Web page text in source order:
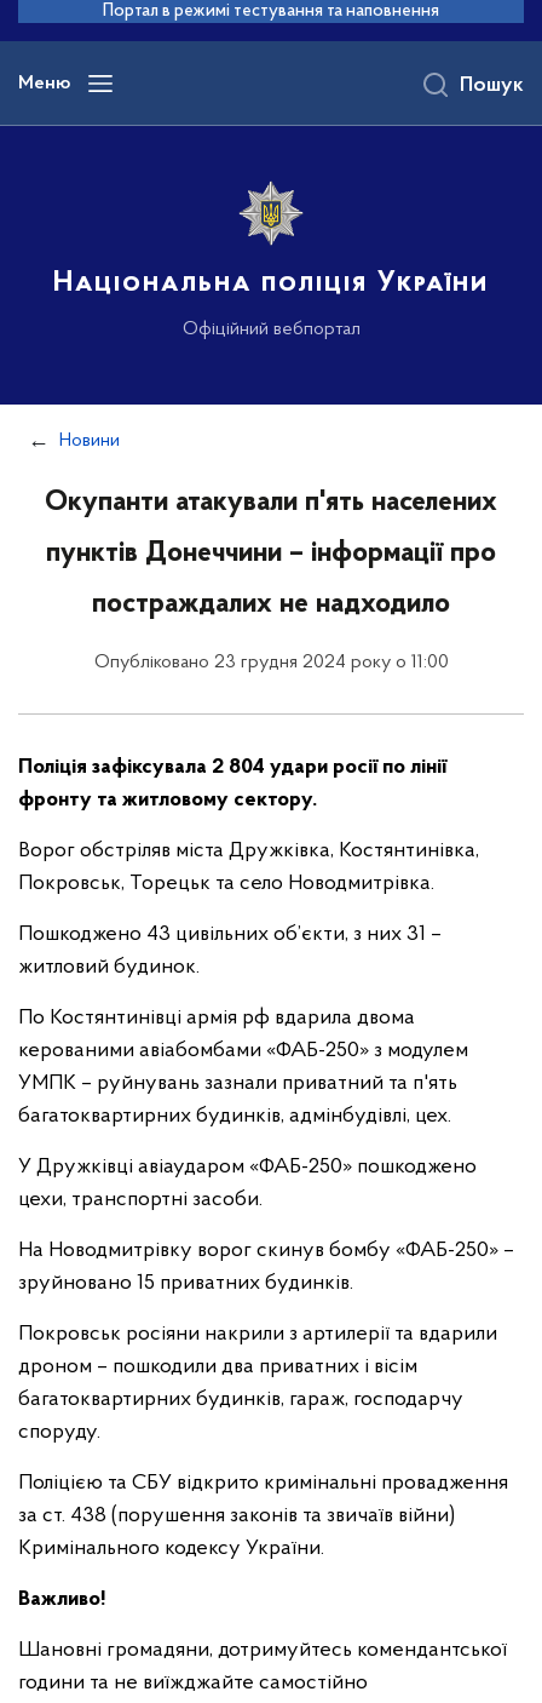
основного
вмісту
Портал в режимі тестування та наповнення
Меню
Національна поліція України
Офіційний вебпортал
Пошук
Новини
Окупанти атакували п'ять населених
пунктів Донеччини – інформації про
постраждалих не надходило
Опубліковано 23 грудня 2024 року о 11:00
Поліція зафіксувала 2 804 удари росії по лінії
фронту та житловому сектору.
Ворог обстріляв міста Дружківка, Костянтинівка,
Покровськ, Торецьк та село Новодмитрівка.
Пошкоджено 43 цивільних об’єкти, з них 31 –
житловий будинок.
По Костянтинівці армія рф вдарила двома
керованими авіабомбами «ФАБ-250» з модулем
УМПК – руйнувань зазнали приватний та п'ять
багатоквартирних будинків, адмінбудівлі, цех.
У Дружківці авіаударом «ФАБ-250» пошкоджено
цехи, транспортні засоби.
На Новодмитрівку ворог скинув бомбу «ФАБ-250» –
зруйновано 15 приватних будинків.
Покровськ росіяни накрили з артилерії та вдарили
дроном – пошкодили два приватних і вісім
багатоквартирних будинків, гараж, господарчу
споруду.
Поліцією та СБУ відкрито кримінальні провадження
за ст. 438 (порушення законів та звичаїв війни)
Кримінального кодексу України.
Важливо!
Шановні громадяни, дотримуйтесь комендантської
години та не виїжджайте самостійно